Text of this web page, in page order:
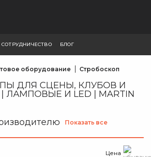
СОТРУДНИЧЕСТВО БЛОГ
оборудование Стробоскоп
ДЛЯ СЦЕНЫ, КЛУБОВ И
ЛАМПОВЫЕ И LED | MARTIN
Показать все
Цена